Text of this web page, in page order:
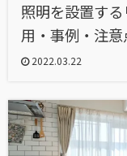
照明を設置す
用・事例・注意
2022.03.22